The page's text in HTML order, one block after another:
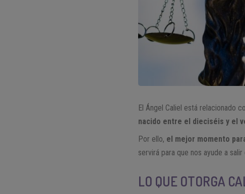
El Ángel Caliel está relacionado
nacido entre el dieciséis y el
Por ello, el mejor momento
servirá para que nos ayude a
LO QUE OTORGA